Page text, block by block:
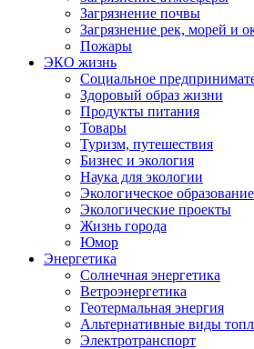
Загрязнение почвы
Загрязнение рек, морей и
Пожары
ЭКО жизнь
Социальное
Здоровый образ жизни
Продукты питания
Товары
Туризм, путешествия
Бизнес и экология
Наука для экологии
Экологическое образование
Экологические проекты
Жизнь города
Юмор
Энергетика
Солнечная энергетика
Ветроэнергетика
Геотермальная энергия
Альтернативные виды
Электротранспорт